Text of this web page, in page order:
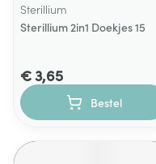
Sterillium
Sterillium 2in1 Doekjes 15
€ 3,65
Bestel